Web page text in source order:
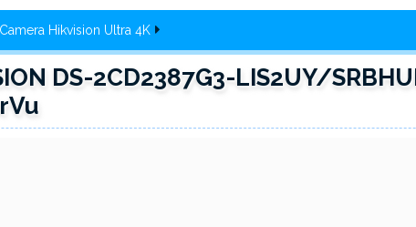
Camera Hikvision Ultra 4K
DS-2CD2387G3-LIS2UY/